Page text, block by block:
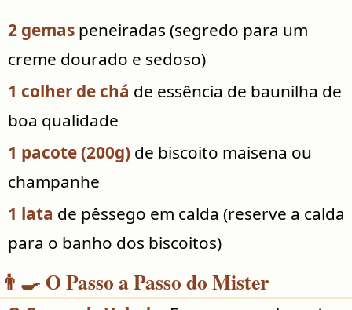
2 gemas peneiradas (segredo para um
creme dourado e sedoso)
1 colher de chá de essência de baunilha de
boa qualidade
1 pacote (200g) de biscoito maisena ou
champanhe
1 lata de pêssego em calda (reserve a calda
para o banho dos biscoitos)
👨‍🍳 O Passo a Passo do Mister